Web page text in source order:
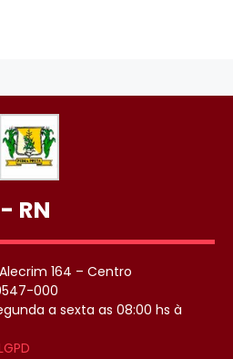
RN
164 – Centro
000
a sexta as 08:00 hs à